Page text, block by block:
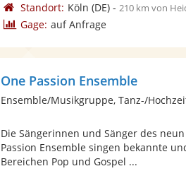
Standort: Köln (DE)- 210 km von
Gage: auf Anfrage
One Passion Ensemble
Ensemble/Musikgruppe, Tanz-/
Die Sängerinnen und Sänger des
Passion Ensemble singen bekannte
Bereichen Pop und Gospel ...